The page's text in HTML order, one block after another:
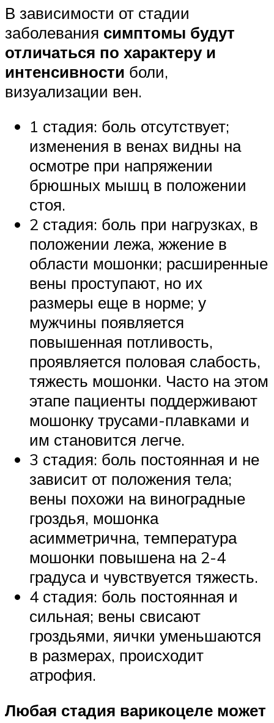
В зависимости от стадии
заболевания симптомы будут
отличаться по характеру и
интенсивности боли,
визуализации вен.
1 стадия: боль отсутствует;
изменения в венах видны на
осмотре при напряжении
брюшных мышц в положении
стоя.
2 стадия: боль при нагрузках, в
положении лежа, жжение в
области мошонки; расширенные
вены проступают, но их
размеры еще в норме; у
мужчины появляется
повышенная потливость,
проявляется половая слабость,
тяжесть мошонки. Часто на этом
этапе пациенты поддерживают
мошонку трусами-плавками и
им становится легче.
3 стадия: боль постоянная и не
зависит от положения тела;
вены похожи на виноградные
гроздья, мошонка
асимметрична, температура
мошонки повышена на 2-4
градуса и чувствуется тяжесть.
4 стадия: боль постоянная и
сильная; вены свисают
гроздьями, яички уменьшаются
в размерах, происходит
атрофия.
Любая стадия варикоцеле может